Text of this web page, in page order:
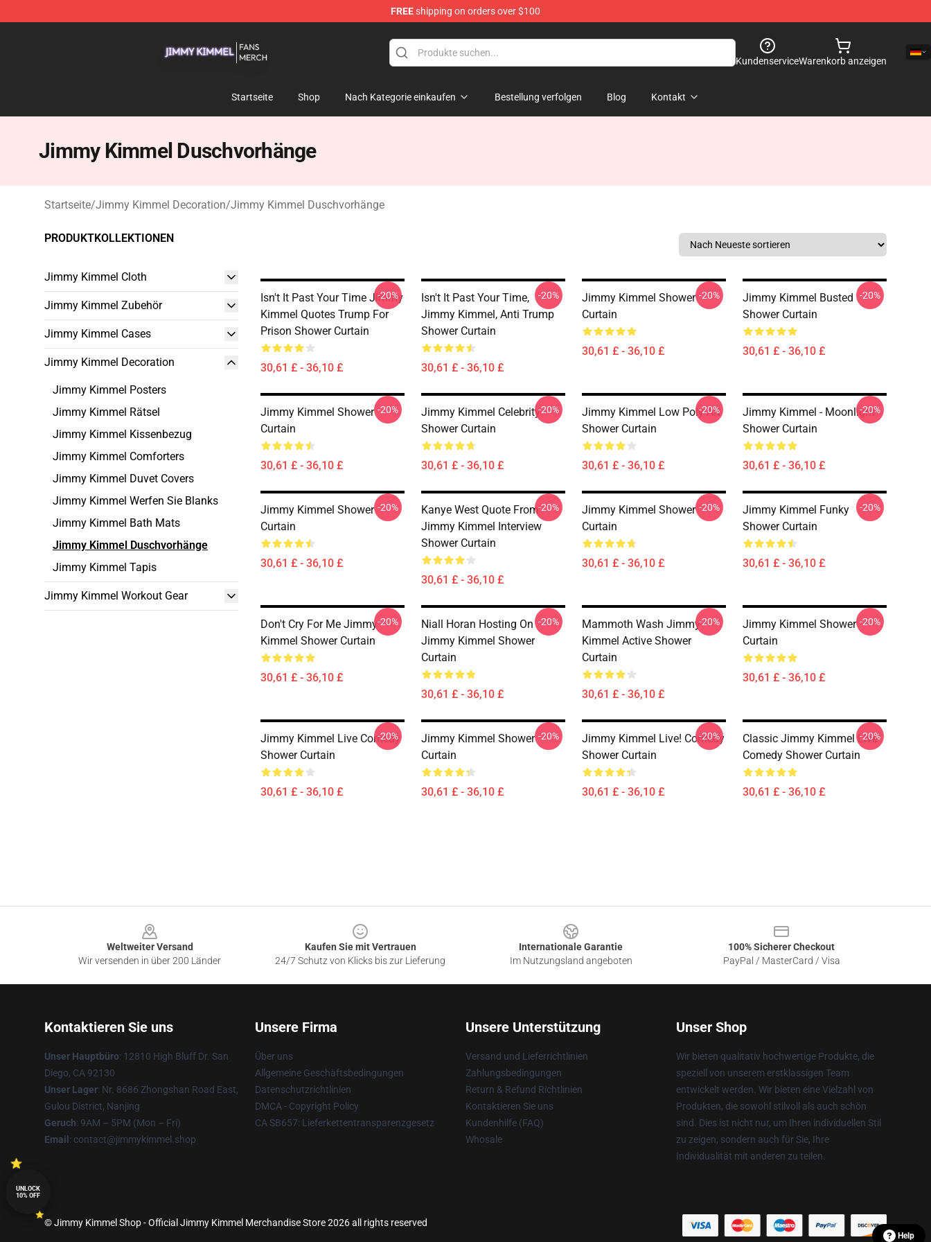
FREEshipping on orders over $100
KundenserviceWarenkorb anzeigen
Startseite Shop Nach Kategorie einkaufen Bestellung verfolgen Blog Kontakt
Jimmy Kimmel Duschvorhänge
Startseite/Jimmy Kimmel Decoration/Jimmy Kimmel Duschvorhänge
PRODUKTKOLLEKTIONEN
Jimmy Kimmel Cloth
Jimmy Kimmel Zubehör
Jimmy Kimmel Cases
Jimmy Kimmel Decoration
Jimmy Kimmel Posters
Jimmy Kimmel Rätsel
Jimmy Kimmel Kissenbezug
Jimmy Kimmel Comforters
Jimmy Kimmel Duvet Covers
Jimmy Kimmel Werfen Sie Blanks
Jimmy Kimmel Bath Mats
Jimmy Kimmel Duschvorhänge
Jimmy Kimmel Tapis
Jimmy Kimmel Workout Gear
Isn't It Past Your Time Jimmy
Kimmel Quotes Trump For
Prison Shower Curtain
30,61 £ - 36,10 £
-20%
Isn't It Past Your Time,
Jimmy Kimmel, Anti Trump
Shower Curtain
30,61 £ - 36,10 £
-20%
Jimmy Kimmel Shower
Curtain
30,61 £ - 36,10 £
-20%
Jimmy Kimmel Busted
Shower Curtain
30,61 £ - 36,10 £
-20%
Jimmy Kimmel Shower
Curtain
30,61 £ - 36,10 £
-20%
Jimmy Kimmel Celebrity
Shower Curtain
30,61 £ - 36,10 £
-20%
Jimmy Kimmel Low Poly Art
Shower Curtain
30,61 £ - 36,10 £
-20%
Jimmy Kimmel - Moonlight
Shower Curtain
30,61 £ - 36,10 £
-20%
Jimmy Kimmel Shower
Curtain
30,61 £ - 36,10 £
-20%
Kanye West Quote From
Jimmy Kimmel Interview
Shower Curtain
30,61 £ - 36,10 £
-20%
Jimmy Kimmel Shower
Curtain
30,61 £ - 36,10 £
-20%
Jimmy Kimmel Funky
Shower Curtain
30,61 £ - 36,10 £
-20%
Don't Cry For Me Jimmy
Kimmel Shower Curtain
30,61 £ - 36,10 £
-20%
Niall Horan Hosting On
Jimmy Kimmel Shower
Curtain
30,61 £ - 36,10 £
-20%
Mammoth Wash Jimmy
Kimmel Active Shower
Curtain
30,61 £ - 36,10 £
-20%
Jimmy Kimmel Shower
Curtain
30,61 £ - 36,10 £
-20%
Jimmy Kimmel Live Comedy
Shower Curtain
30,61 £ - 36,10 £
-20%
Jimmy Kimmel Shower
Curtain
30,61 £ - 36,10 £
-20%
Jimmy Kimmel Live! Comedy
Shower Curtain
30,61 £ - 36,10 £
-20%
Classic Jimmy Kimmel Live
Comedy Shower Curtain
30,61 £ - 36,10 £
-20%
Weltweiter Versand
Wir versenden in über 200 Länder
Kaufen Sie mit Vertrauen
24/7 Schutz von Klicks bis zur Lieferung
Internationale Garantie
Im Nutzungsland angeboten
100% Sicherer Checkout
PayPal / MasterCard / Visa
Kontaktieren Sie uns
Unser Hauptbüro: 12810 High Bluff Dr. San
Diego, CA 92130
Unser Lager: Nr. 8686 Zhongshan Road East,
Gulou District, Nanjing
Geruch: 9AM – 5PM (Mon – Fri)
Email : contact@jimmykimmel.shop
Unsere Firma
Über uns
Allgemeine Geschäftsbedingungen
Datenschutzrichtlinien
DMCA - Copyright Policy
CA SB657: Lieferkettentransparenzgesetz
Unsere Unterstützung
Versand und Lieferrichtlinien
Zahlungsbedingungen
Return & Refund Richtlinien
Kontaktieren Sie uns
Kundenhilfe (FAQ)
Whosale
Unser Shop
Wir bieten qualitativ hochwertige Produkte, die
speziell von unserem erstklassigen Team
entwickelt werden. Wir bieten eine Vielzahl von
Produkten, die sowohl stilvoll als auch schön
sind. Dies ist nicht nur, um Ihren individuellen Stil
zu zeigen, sondern auch für Sie, Ihre
Individualität mit anderen zu teilen.
© Jimmy Kimmel Shop - Official Jimmy Kimmel Merchandise Store 2026 all rights reserved
Help
UNLOCK
10% OFF